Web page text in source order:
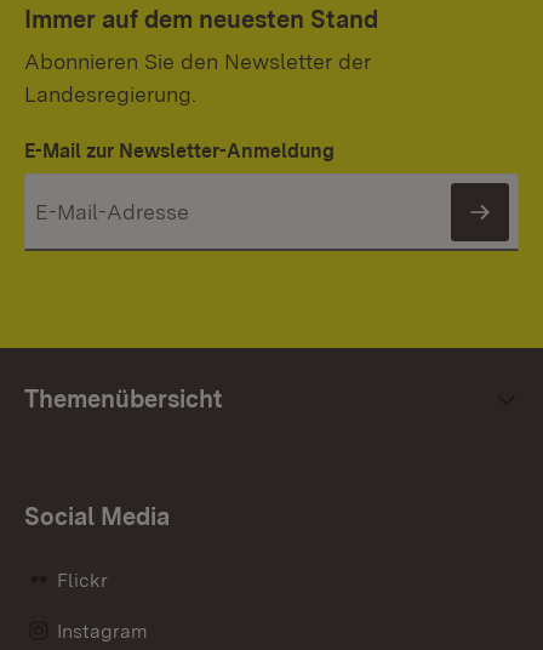
Immer auf dem neuesten Stand
Abonnieren Sie den Newsletter der
Landesregierung.
E-Mail zur Newsletter-Anmeldung
Themenübersicht
Social Media
Flickr
Instagram